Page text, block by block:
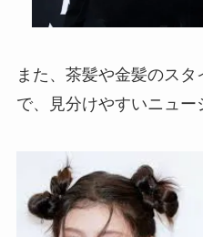
また、茶髪や金髪のス
で、見分けやすいニュー